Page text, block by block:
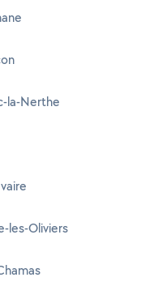
la-Nerthe
les-Oliviers